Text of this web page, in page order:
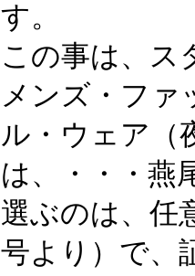
す。
この事は、ス
メンズ・ファ
ル・ウェア（
は、・・・燕
選ぶのは、任
号より）で、